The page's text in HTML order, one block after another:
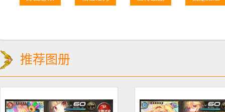
推荐图册